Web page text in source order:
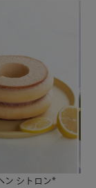
ン シトロン*